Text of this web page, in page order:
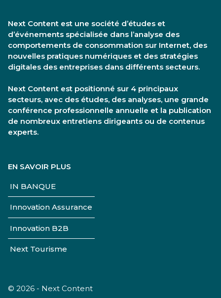
Next Content est une société d’études et
d’événements spécialisée dans l’analyse des
comportements de consommation sur Internet, des
nouvelles pratiques numériques et des stratégies
digitales des entreprises dans différents secteurs.
Next Content est positionné sur 4 principaux
secteurs, avec des études, des analyses, une grande
conférence professionnelle annuelle et la publication
de nombreux entretiens dirigeants ou de contenus
experts.
EN SAVOIR PLUS
IN BANQUE
Innovation Assurance
Innovation B2B
Next Tourisme
© 2026 - Next Content